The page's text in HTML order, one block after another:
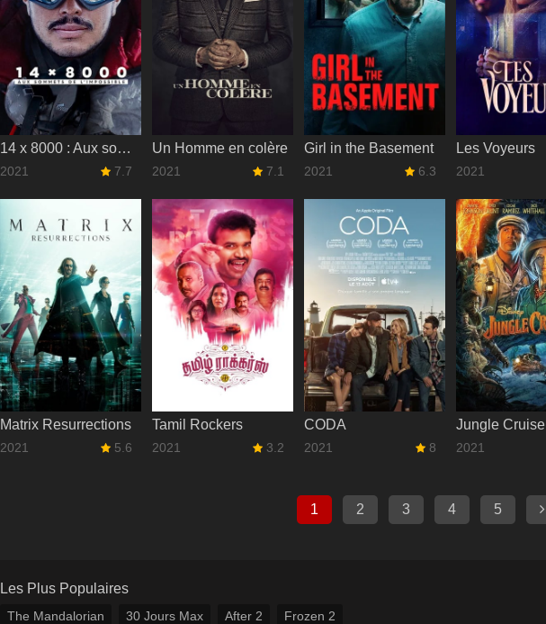
14 x 8000 : Aux sommets de l'impossible
2021 7.7
Un Homme en colère
2021 7.1
Girl in the Basement
2021 6.3
Les Voyeurs
2021
Matrix Resurrections
2021 5.6
Tamil Rockers
2021 3.2
CODA
2021 8
Jungle Cruise
2021
1 2 3 4 5
Les Plus Populaires
The Mandalorian 30 Jours Max After 2 Frozen 2